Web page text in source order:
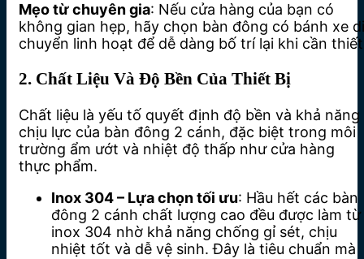
Mẹo từ chuyên gia: Nếu cửa hàng của bạn có
không gian hẹp, hãy chọn bàn đông có bánh xe di
chuyển linh hoạt để dễ dàng bố trí lại khi cần
2. Chất Liệu Và Độ Bền Của Thiết Bị
Chất liệu là yếu tố quyết định độ bền và khả năng
chịu lực của bàn đông 2 cánh, đặc biệt trong môi
trường ẩm ướt và nhiệt độ thấp như cửa hàng
thực phẩm.
Inox 304 – Lựa chọn tối ưu: Hầu hết các bàn
đông 2 cánh chất lượng cao đều được làm từ
inox 304 nhờ khả năng chống gỉ sét, chịu
nhiệt tốt và dễ vệ sinh. Đây là tiêu chuẩn mà